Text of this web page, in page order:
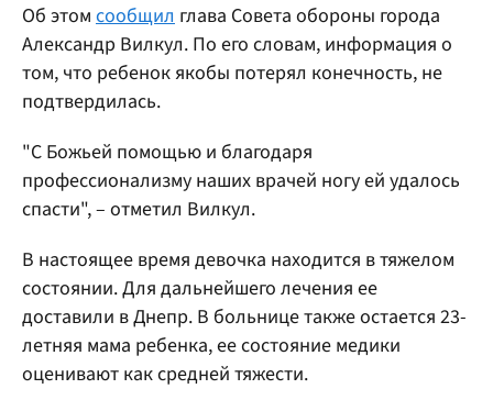
Об этом сообщил глава Совета обороны города
Александр Вилкул. По его словам, информация о
том, что ребенок якобы потерял конечность, не
подтвердилась.
"С Божьей помощью и благодаря
профессионализму наших врачей ногу ей удалось
спасти", – отметил Вилкул.
В настоящее время девочка находится в тяжелом
состоянии. Для дальнейшего лечения ее
доставили в Днепр. В больнице также остается 23-
летняя мама ребенка, ее состояние медики
оценивают как средней тяжести.